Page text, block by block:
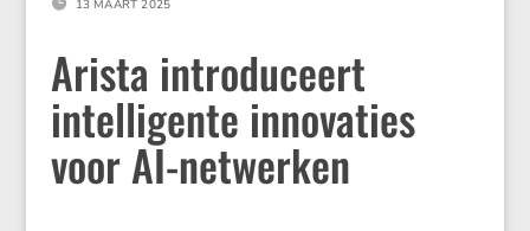
 13 MAART 2025
Arista introduceert
intelligente innovaties
voor AI-netwerken